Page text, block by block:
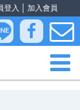
登入 加入會員